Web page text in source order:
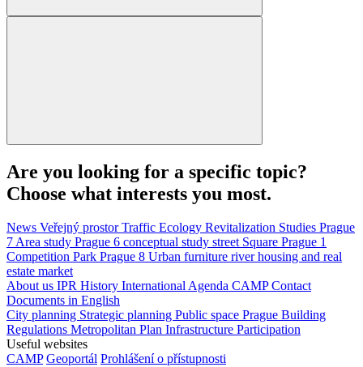
Are you looking for a specific topic?
Choose what interests you most.
News Veřejný prostorTraffic Ecology Revitalization Studies Prague
7Area study Prague 6 conceptual study street Square Prague 1
Competition Park Prague 8 Urban furniture riverhousing and real
estate market
About us IPR History International Agenda CAMPContact
Documents in English
City planning Strategic planning Public space Prague Building
Regulations Metropolitan Plan Infrastructure Participation
Useful websites
CAMP Geoportál Prohlášení o přístupnosti